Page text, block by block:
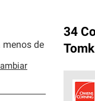
menos de
34